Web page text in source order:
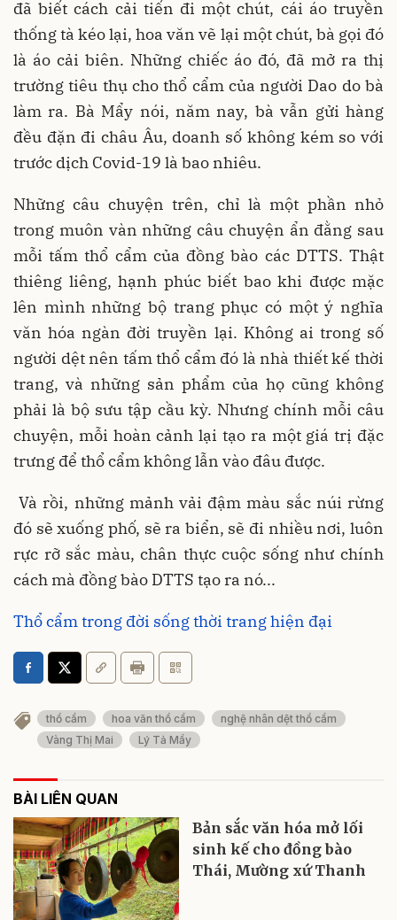
đã biết cách cải tiến đi một chút, cái áo truyền
thống tà kéo lại, hoa văn vẽ lại một chút, bà gọi đó
là áo cải biên. Những chiếc áo đó, đã mở ra thị
trường tiêu thụ cho thổ cẩm của người Dao do bà
làm ra. Bà Mẩy nói, năm nay, bà vẫn gửi hàng
đều đặn đi châu Âu, doanh số không kém so với
trước dịch Covid-19 là bao nhiêu.
Những câu chuyện trên, chỉ là một phần nhỏ
trong muôn vàn những câu chuyện ẩn đằng sau
mỗi tấm thổ cẩm của đồng bào các DTTS. Thật
thiêng liêng, hạnh phúc biết bao khi được mặc
lên mình những bộ trang phục có một ý nghĩa
văn hóa ngàn đời truyền lại. Không ai trong số
người dệt nên tấm thổ cẩm đó là nhà thiết kế thời
trang, và những sản phẩm của họ cũng không
phải là bộ sưu tập cầu kỳ. Nhưng chính mỗi câu
chuyện, mỗi hoàn cảnh lại tạo ra một giá trị đặc
trưng để thổ cẩm không lẫn vào đâu được.
Và rồi, những mảnh vải đậm màu sắc núi rừng
đó sẽ xuống phố, sẽ ra biển, sẽ đi nhiều nơi, luôn
rực rỡ sắc màu, chân thực cuộc sống như chính
cách mà đồng bào DTTS tạo ra nó...
Thổ cẩm trong đời sống thời trang hiện đại
thổ cẩm hoa văn thổ cẩm
nghệ nhân dệt thổ cẩm
Vàng Thị Mai
Lý Tả Mẩy
BÀI LIÊN QUAN
Bản sắc văn hóa mở lối
sinh kế cho đồng bào
Thái, Mường xứ Thanh